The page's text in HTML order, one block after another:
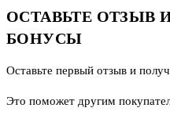
ОСТАВЬТЕ ОТЗЫВ
БОНУСЫ
Оставьте первый отзыв и
Это поможет другим